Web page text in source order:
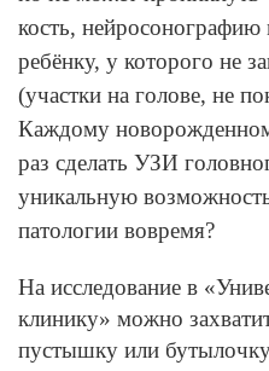
кость,
ребёнку, у которого не
(участки на голове, не
Каждому
раз сделать УЗИ
уникальную
патологии вовремя?
На исследование в
клинику» можно
пустышку или